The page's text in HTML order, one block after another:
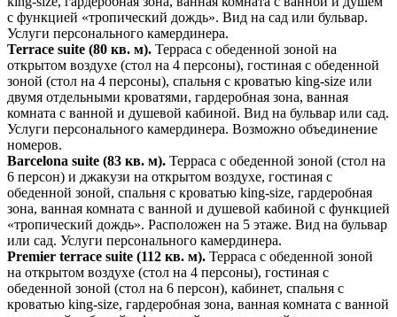
с функцией «тропический дождь». Вид на сад или бульвар.
Услуги персонального камердинера.
Terrace suite (80 кв. м). Терраса с обеденной зоной на
открытом воздухе (стол на 4 персоны), гостиная с обеденной
зоной (стол на 4 персоны), спальня с кроватью king-size или
двумя отдельными кроватями, гардеробная зона, ванная
комната с ванной и душевой кабиной. Вид на бульвар или сад.
Услуги персонального камердинера. Возможно объединение
номеров.
Barcelona suite (83 кв. м). Терраса с обеденной зоной (стол на
6 персон) и джакузи на открытом воздухе, гостиная с
обеденной зоной, спальня с кроватью king-size, гардеробная
зона, ванная комната с ванной и душевой кабиной с функцией
«тропический дождь». Расположен на 5 этаже. Вид на бульвар
или сад. Услуги персонального камердинера.
Premier terrace suite (112 кв. м). Терраса с обеденной зоной
на открытом воздухе (стол на 4 персоны), гостиная с
обеденной зоной (стол на 6 персон), кабинет, спальня с
кроватью king-size, гардеробная зона, ванная комната с ванной